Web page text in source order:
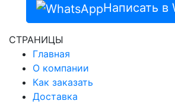
Написать в
СТРАНИЦЫ
Главная
О компании
Как заказать
Доставка